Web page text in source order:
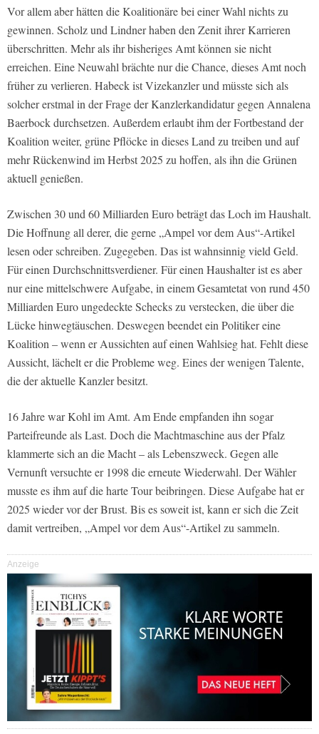
Vor allem aber hätten die Koalitionäre bei einer Wahl nichts zu
gewinnen. Scholz und Lindner haben den Zenit ihrer Karrieren
überschritten. Mehr als ihr bisheriges Amt können sie nicht
erreichen. Eine Neuwahl brächte nur die Chance, dieses Amt noch
früher zu verlieren. Habeck ist Vizekanzler und müsste sich als
solcher erstmal in der Frage der Kanzlerkandidatur gegen Annalena
Baerbock durchsetzen. Außerdem erlaubt ihm der Fortbestand der
Koalition weiter, grüne Pflöcke in dieses Land zu treiben und auf
mehr Rückenwind im Herbst 2025 zu hoffen, als ihn die Grünen
aktuell genießen.
Zwischen 30 und 60 Milliarden Euro beträgt das Loch im Haushalt.
Die Hoffnung all derer, die gerne „Ampel vor dem Aus“-Artikel
lesen oder schreiben. Zugegeben. Das ist wahnsinnig vield Geld.
Für einen Durchschnittsverdiener. Für einen Haushalter ist es aber
nur eine mittelschwere Aufgabe, in einem Gesamtetat von rund 450
Milliarden Euro ungedeckte Schecks zu verstecken, die über die
Lücke hinwegtäuschen. Deswegen beendet ein Politiker eine
Koalition – wenn er Aussichten auf einen Wahlsieg hat. Fehlt diese
Aussicht, lächelt er die Probleme weg. Eines der wenigen Talente,
die der aktuelle Kanzler besitzt.
16 Jahre war Kohl im Amt. Am Ende empfanden ihn sogar
Parteifreunde als Last. Doch die Machtmaschine aus der Pfalz
klammerte sich an die Macht – als Lebenszweck. Gegen alle
Vernunft versuchte er 1998 die erneute Wiederwahl. Der Wähler
musste es ihm auf die harte Tour beibringen. Diese Aufgabe hat er
2025 wieder vor der Brust. Bis es soweit ist, kann er sich die Zeit
damit vertreiben, „Ampel vor dem Aus“-Artikel zu sammeln.
Anzeige